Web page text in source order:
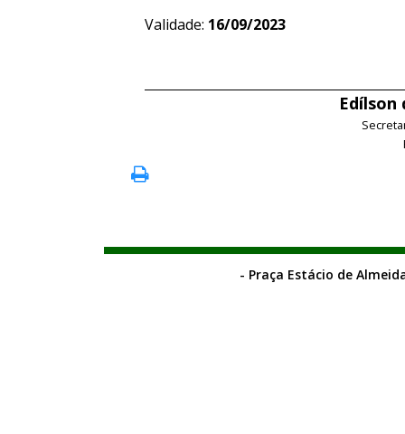
Validade: 16/09/2023
Edílson
- Praça Estácio de